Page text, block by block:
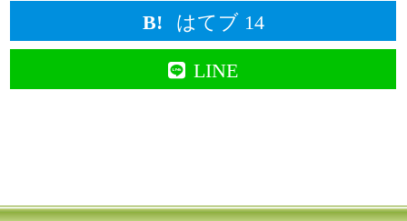
短期集中コースやマンツーマンレッスン・個別
カリキュラム対応など、ひとりひとりのご希望
に合わせたレッスンをご提案いたします。各教
年末年始休業期間中も、新年の無料体験ご予約
はてブ 14
LINE